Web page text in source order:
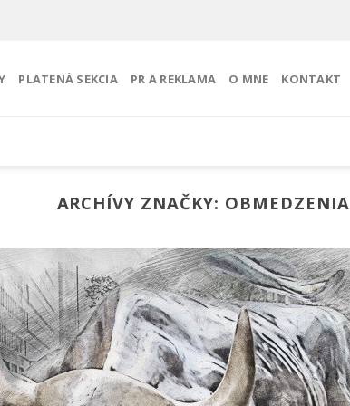
PLATENÁ SEKCIA PR A REKLAMA O MNE KONTAKT
ARCHÍVY ZNAČKY: OBMEDZENIA